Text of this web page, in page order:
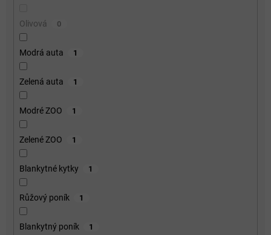
Olivová 0
Modrá auta 1
Zelená auta 1
Modré ZOO 1
Zelené ZOO 1
Blankytné kytky 1
Růžový poník 1
Blankytný poník 1